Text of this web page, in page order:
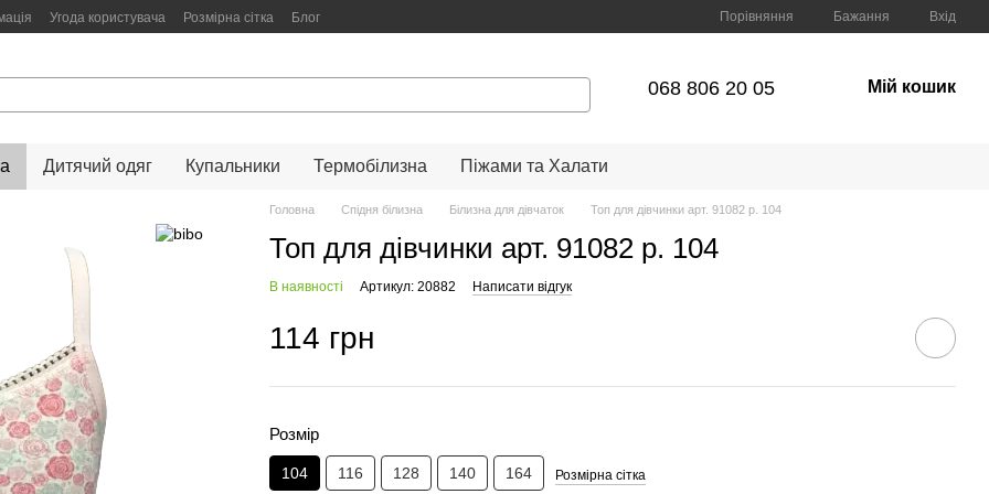
Угода користувача Розмірна сітка Блог Порівняння Бажання Вхід
068 806 20 05 Мій кошик
Дитячий одяг Купальники Термобілизна Піжами та Халати
Головна Спідня білизна Білизна для дівчаток Топ для дівчинки арт. 91082 р. 104
Топ для дівчинки арт. 91082 р. 104
В наявності Артикул: 20882 Написати відгук
114 грн
Розмір
104 116 128 140 164 Розмірна сітка